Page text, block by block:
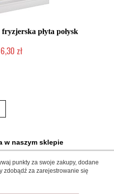
płyta połysk
zł
w naszym sklepie
punkty za swoje zakupy, dodane
zdobądź za zarejestrowanie się